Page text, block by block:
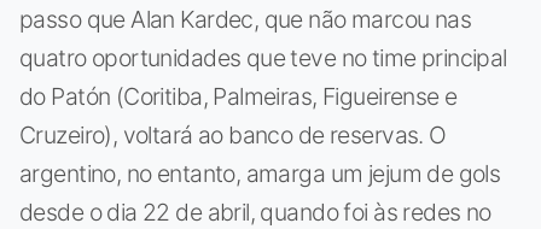
passo que Alan Kardec, que não marcou nas
quatro oportunidades que teve no time principal
do Patón (Coritiba, Palmeiras, Figueirense e
Cruzeiro), voltará ao banco de reservas. O
argentino, no entanto, amarga um jejum de gols
desde o dia 22 de abril, quando foi às redes no